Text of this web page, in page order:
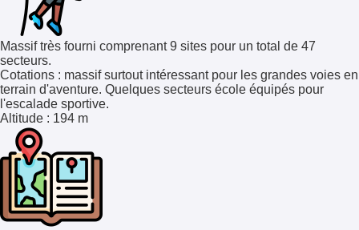
Massif très fourni comprenant 9 sites pour un total de 47
secteurs.
Cotations : massif surtout intéressant pour les grandes voies en
terrain d'aventure. Quelques secteurs école équipés pour
l'escalade sportive.
Altitude : 194 m